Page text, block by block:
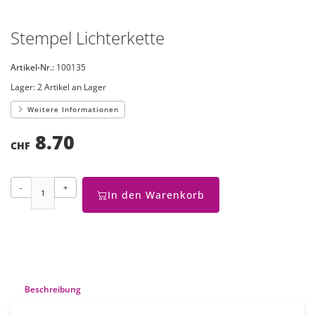
Stempel Lichterkette
Artikel-Nr.: 100135
Lager:2 Artikel an Lager
Weitere Informationen
CHF 8.70
- +
In den Warenkorb
Beschreibung